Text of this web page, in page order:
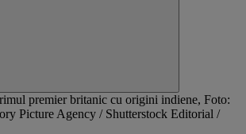
premier britanic cu origini indiene, Foto:
Picture Agency / Shutterstock Editorial /